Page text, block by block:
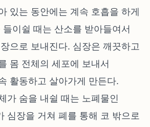
있는 동안에는 계속 호흡을 하게
들이쉴 때는 산소를 받아들여서
으로 보내진다. 심장은 깨끗하고
몸 전체의 세포에 보내서
활동하고 살아가게 만든다.
가 숨을 내쉴 때는 노폐물인
심장을 거쳐 폐를 통해 코 밖으로